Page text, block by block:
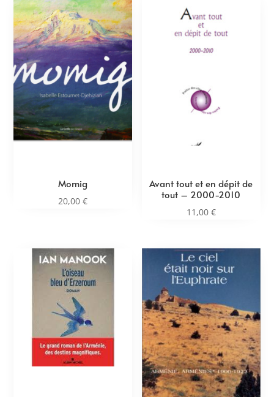
Momig
20,00€
Avant tout et en dépit de
tout – 2000-2010
11,00 €